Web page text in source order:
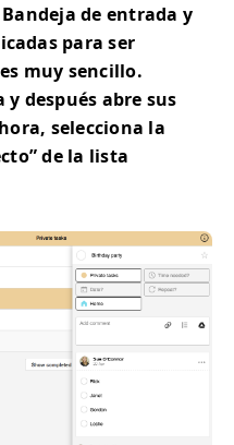
de entrada y
para ser
muy sencillo.
después abre sus
selecciona la
de la lista